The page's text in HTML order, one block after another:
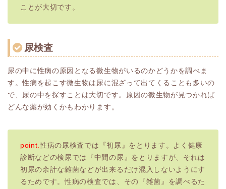
ことが大切です。
尿検査
尿の中に性病の原因となる微生物がいるのかどうかを調べま
す。性病を起こす微生物は尿に混ざって出てくることも多いの
で、尿の中を探すことは大切です。原因の微生物が見つかれば
どんな薬が効くかもわかります。
point.性病の尿検査では『初尿』をとります。よく健康
診断などの検尿では『中間の尿』をとりますが、それは
初尿の余計な雑菌などが出来るだけ混入しないようにす
るためです。性病の検査では、その『雑菌』を調べるた